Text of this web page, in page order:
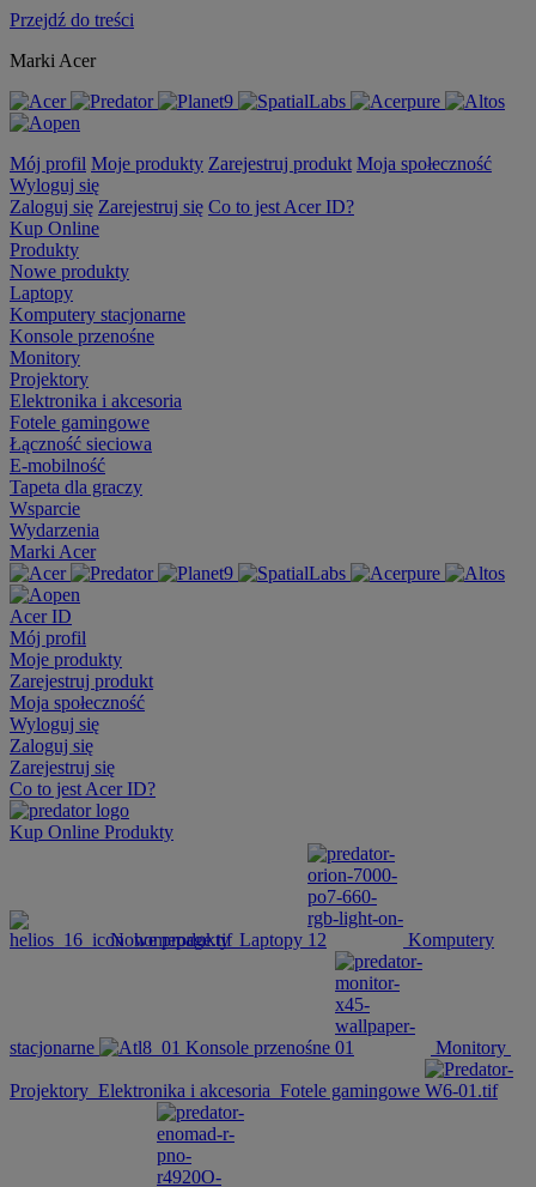
Przejdź do treści
Marki Acer
Mój profil Moje produkty Zarejestruj produkt Moja społeczność
Wyloguj się
Zaloguj się Zarejestruj się Co to jest Acer ID?
Kup Online
Produkty
Nowe produkty
Laptopy
Komputery stacjonarne
Konsole przenośne
Monitory
Projektory
Elektronika i akcesoria
Fotele gamingowe
Łączność sieciowa
E-mobilność
Tapeta dla graczy
Wsparcie
Wydarzenia
Marki Acer
Acer ID
Mój profil
Moje produkty
Zarejestruj produkt
Moja społeczność
Wyloguj się
Zaloguj się
Zarejestruj się
Co to jest Acer ID?
Kup Online Produkty
Nowe produkty Laptopy Komputery
stacjonarne Konsole przenośne Monitory
Projektory Elektronika i akcesoria Fotele gamingowe